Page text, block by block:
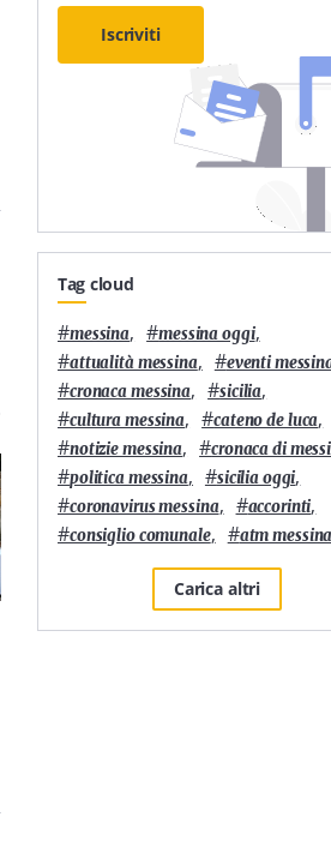
Iscriviti
Tag cloud
#messina, #messina oggi,
#attualità messina, #eventi
#cronaca messina, #sicilia,
#cultura messina, #cateno de luca,
#notizie messina, #cronaca di
#politica messina, #sicilia oggi,
#coronavirus messina, #accorinti,
#consiglio comunale, #atm messina
Carica altri